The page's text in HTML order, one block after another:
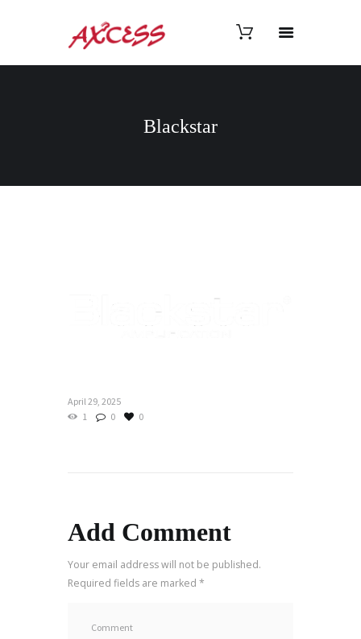
Blackstar
April 29, 2025
1
0 0
Add Comment
Your email address will not be published.
Required fields are marked *